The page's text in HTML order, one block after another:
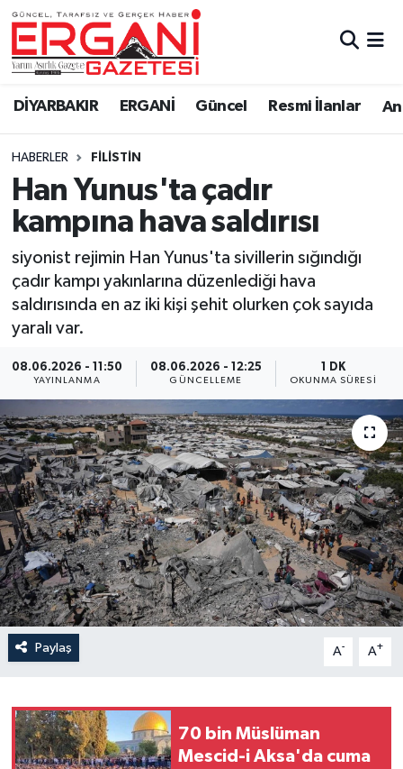
DİYARBAKIR ERGANİ Güncel Resmi İlanlar
HABERLER FILISTIN
Han Yunus'ta çadır
kampına hava saldırısı
siyonist rejimin Han Yunus'ta sivillerin sığındığı
çadır kampı yakınlarına düzenlediği hava
saldırısında en az iki kişi şehit olurken çok sayıda
yaralı var.
08.06.2026 - 11:50
YAYINLANMA
08.06.2026 - 12:25
GÜNCELLEME
1 DK
OKUNMA SÜRESI
Paylaş A- A+
70 bin Müslüman
Mescid-i Aksa'da cuma
DİYARBAKIR
BİSMİL
BAĞLAR
ERGANİ
Güncel
Resmi İlanlar
Sağlık
Yaşam
Anali̇z
Bi̇li̇m & Teknoloji̇
Dünya
Eği̇ti̇m
Ergani Nöbetçi Eczaneler
Ergani Hava Durumu
Ergani Trafik Yoğunluk Haritası
Süper Lig Puan Durumu ve Fikstür
Tüm Manşetler
Son Dakika Haberleri